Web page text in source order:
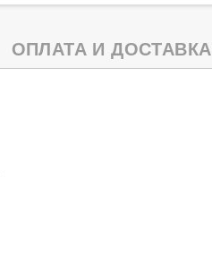
ОПЛАТА И ДОСТАВКА